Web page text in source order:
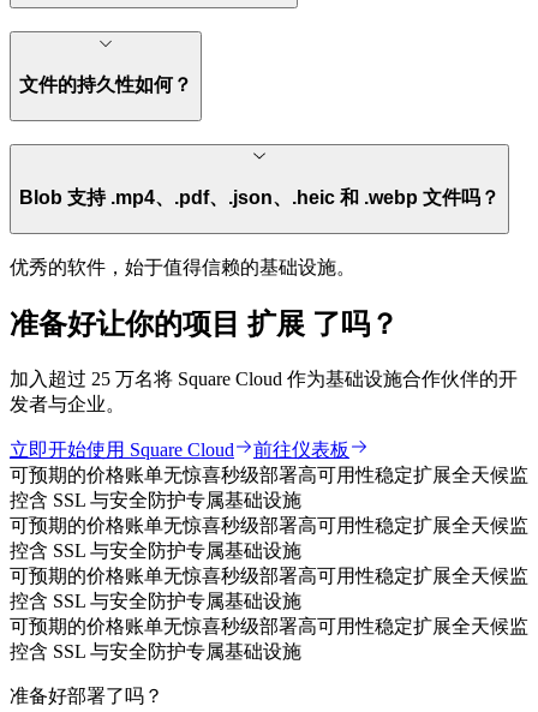
文件的持久性如何？
Blob 支持 .mp4、.pdf、.json、.heic 和 .webp 文件吗？
优秀的软件，始于值得信赖的基础设施。
准备好让你的项目扩展 了吗？
加入超过 25 万名将 Square Cloud 作为基础设施合作伙伴的开
发者与企业。
立即开始使用 Square Cloud
前往仪表板
可预期的价格账单无惊喜秒级部署高可用性稳定扩展全天候监
控含 SSL 与安全防护专属基础设施
可预期的价格账单无惊喜秒级部署高可用性稳定扩展全天候监
控含 SSL 与安全防护专属基础设施
可预期的价格账单无惊喜秒级部署高可用性稳定扩展全天候监
控含 SSL 与安全防护专属基础设施
可预期的价格账单无惊喜秒级部署高可用性稳定扩展全天候监
控含 SSL 与安全防护专属基础设施
准备好部署了吗？